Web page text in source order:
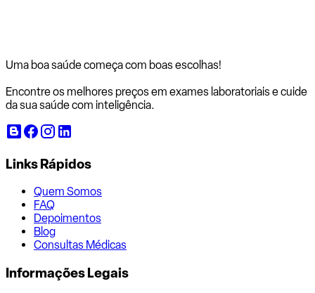
Uma boa saúde começa com boas escolhas!
Encontre os melhores preços em exames laboratoriais e cuide
da sua saúde com inteligência.
Links Rápidos
Quem Somos
FAQ
Depoimentos
Blog
Consultas Médicas
Informações Legais